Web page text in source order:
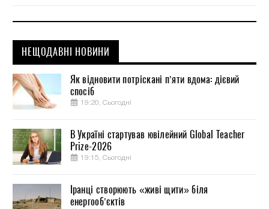
НЕЩОДАВНІ НОВИНИ
Як відновити потріскані п’яти вдома: дієвий
спосіб
19:20, Сьогодні
В Україні стартував ювілейний Global Teacher
Prize-2026
19:15, Сьогодні
Іранці створюють «живі щити» біля
енергооб’єктів